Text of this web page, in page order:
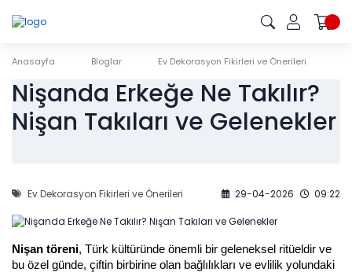
Anasayfa Bloglar Ev Dekorasyon Fikirleri ve Önerileri
Nişanda Erkeğe Ne Takılır?
Nişan Takıları ve Gelenekler
Ev Dekorasyon Fikirleri ve Önerileri 29-04-2026 09:22
Nişan töreni, Türk kültüründe önemli bir geleneksel ritüeldir ve
bu özel günde, çiftin birbirine olan bağlılıkları ve evlilik yolundaki